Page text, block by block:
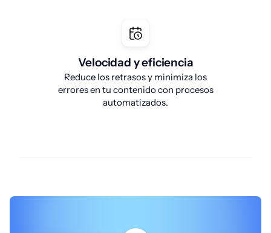
Velocidad y eficiencia
Reduce los retrasos y minimiza los
errores en tu contenido con procesos
automatizados.